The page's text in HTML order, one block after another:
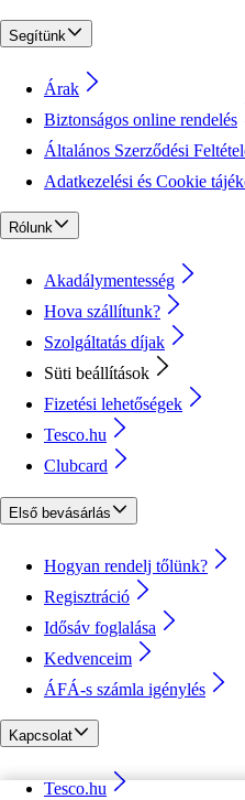
Segítünk
Árak
Biztonságos online rendelés
Általános Szerződési
Adatkezelési és Cookie
Rólunk
Akadálymentesség
Hova szállítunk?
Szolgáltatás díjak
Süti beállítások
Fizetési lehetőségek
Tesco.hu
Clubcard
Első bevásárlás
Hogyan rendelj tőlünk?
Regisztráció
Idősáv foglalása
Kedvenceim
ÁFÁ-s számla igénylés
Kapcsolat
Tesco.hu